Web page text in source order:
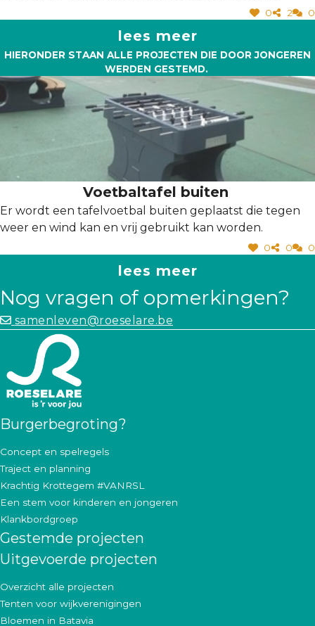
0 2 0
lees meer
HIERONDER STAAN ALLE PROJECTEN DIE DOOR JONGEREN
WERDEN GESTEMD.
Voetbaltafel buiten
Er wordt een tafelvoetbal buiten geplaatst die tegen
weer en wind kan en vrij gebruikt kan worden.
0 0 0
lees meer
Nog vragen of opmerkingen?
samenleven@roeselare.be
Burgerbegroting?
Concept en spelregels
Traject en planning
Krachtig Krottegem #VANRSL
Een stem voor kinderen en jongeren
Klankbordgroep
Gestemde projecten
Uitgevoerde projecten
Overzicht alle projecten
Tenten voor wijkverenigingen
Bloemen in Batavia